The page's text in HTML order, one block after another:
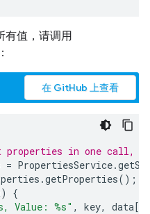
有值，请调用
：
在 GitHub 上查看
in one call,
= PropertiesService.
.getProperties();
)
{
Value: %s" , key, data[